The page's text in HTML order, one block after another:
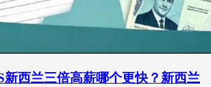
新西兰三倍高薪哪个更快？新西兰